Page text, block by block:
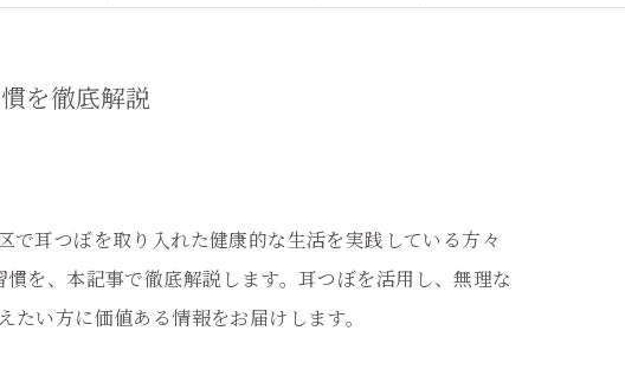
を徹底解説
耳つぼを取り入れた健康的な生活を実践している方々
を、本記事で徹底解説します。耳つぼを活用し、無理な
い方に価値ある情報をお届けします。